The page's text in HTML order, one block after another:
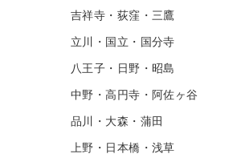
吉祥寺・荻窪・三鷹
立川・国立・国分寺
八王子・日野・昭島
中野・高円寺・阿佐ヶ谷
品川・大森・蒲田
上野・日本橋・浅草